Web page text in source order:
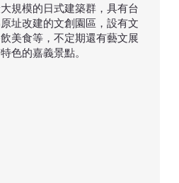
規模的日式建築群，具有台
址改建的文創園區，設有文
美食等，不定期還有藝文展
色的嘉義景點。